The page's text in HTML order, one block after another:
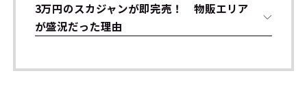
3万円のスカジャンが即完売！ 物販エリア
が盛況だった理由